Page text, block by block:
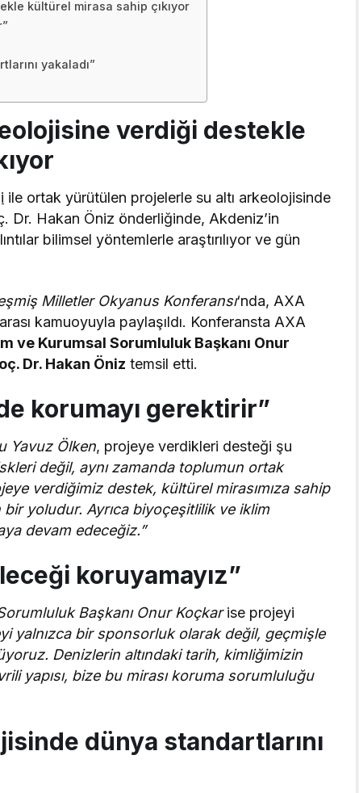
kültürel mirasa sahip çıkıyor
yakaladı”
verdiği destekle
ile ortak yürütülen projelerle su altı arkeolojisinde
Dr. Hakan Öniz önderliğinde, Akdeniz’in
bilimsel yöntemlerle araştırılıyor ve gün
Milletler Okyanus Konferansı‘nda, AXA
kamuoyuyla paylaşıldı. Konferansta AXA
ve Kurumsal Sorumluluk Başkanı Onur
Dr. Hakan Öniz temsil etti.
korumayı gerektirir”
Yavuz Ölken, projeye verdikleri desteği şu
değil, aynı zamanda toplumun ortak
verdiğimiz destek, kültürel mirasımıza sahip
bir yoludur. Ayrıca biyoçeşitlilik ve iklim
devam edeceğiz.”
koruyamayız”
Başkanı Onur Koçkarise projeyi
yalnızca bir sponsorluk olarak değil, geçmişle
Denizlerin altındaki tarih, kimliğimizin
yapısı, bize bu mirası koruma sorumluluğu
dünya standartlarını